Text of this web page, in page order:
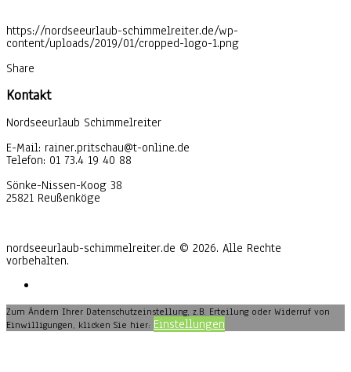
https://nordseeurlaub-schimmelreiter.de/wp-
content/uploads/2019/01/cropped-logo-1.png
Share
Kontakt
Nordseeurlaub Schimmelreiter
E-Mail: rainer.pritschau@t-online.de
Telefon: 01 73.4 19 40 88
Sönke-Nissen-Koog 38
25821 Reußenköge
nordseeurlaub-schimmelreiter.de © 2026. Alle Rechte
vorbehalten.
Zum Ändern Ihrer Datenschutzeinstellung, z.B. Erteilung oder Widerruf von
Einwilligungen, klicken Sie hier: Einstellungen